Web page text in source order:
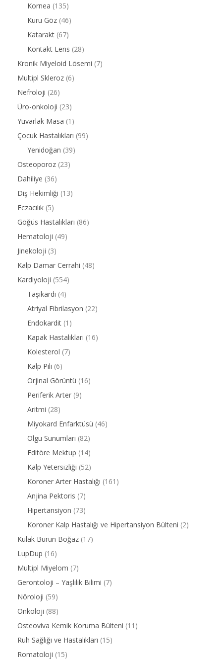
Kornea (135)
Kuru Göz (46)
Katarakt (67)
Kontakt Lens (28)
Kronik Miyeloid Lösemi (7)
Multipl Skleroz (6)
Nefroloji (26)
Üro-onkoloji (23)
Yuvarlak Masa (1)
Çocuk Hastalıkları (99)
Yenidoğan (39)
Osteoporoz (23)
Dahiliye (36)
Diş Hekimliği (13)
Eczacılık (5)
Göğüs Hastalıkları (86)
Hematoloji (49)
Jinekoloji (3)
Kalp Damar Cerrahi (48)
Kardiyoloji (554)
Taşikardi (4)
Atriyal Fibrilasyon (22)
Endokardit (1)
Kapak Hastalıkları (16)
Kolesterol (7)
Kalp Pili (6)
Orjinal Görüntü (16)
Periferik Arter (9)
Aritmi (28)
Miyokard Enfarktüsü (46)
Olgu Sunumları (82)
Editöre Mektup (14)
Kalp Yetersizliği (52)
Koroner Arter Hastalığı (161)
Anjina Pektoris (7)
Hipertansiyon (73)
Koroner Kalp Hastalığı ve Hipertansiyon Bülteni (2)
Kulak Burun Boğaz (17)
LupDup (16)
Multipl Miyelom (7)
Gerontoloji – Yaşlılık Bilimi (7)
Nöroloji (59)
Onkoloji (88)
Osteoviva Kemik Koruma Bülteni (11)
Ruh Sağlığı ve Hastalıkları (15)
Romatoloji (15)